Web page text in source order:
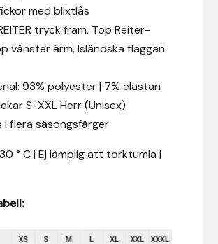
med blixtlås
tryck fram, Top Reiter-
vänster ärm, Isländska flaggan
93% polyester | 7% elastan
S-XXL Herr (Unisex)
i flera säsongsfärger
° C | Ej lämplig att torktumla |